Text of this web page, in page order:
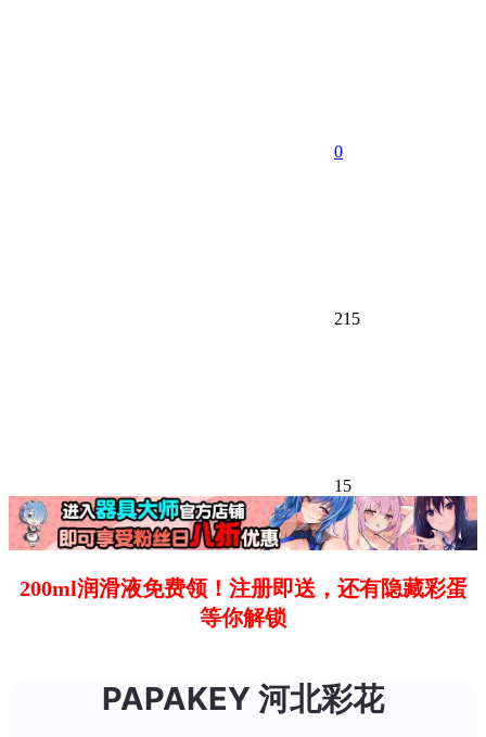
0
215
15
200ml润滑液免费领！注册即送，还有隐藏彩蛋
等你解锁
PAPAKEY 河北彩花